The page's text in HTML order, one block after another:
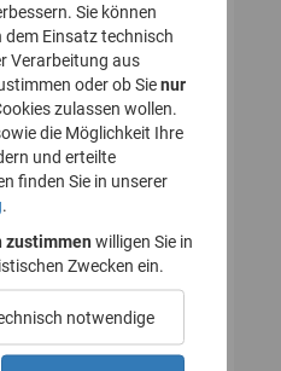
für
an
erstellen
Nutzerkontos
Sie können
dem Einsatz technisch
Verarbeitung aus
oder ob Sienur
zulassen wollen.
die Möglichkeit Ihre
und erteilte
finden Sie in unserer
zustimmen willigen Sie in
Zwecken ein.
notwendige